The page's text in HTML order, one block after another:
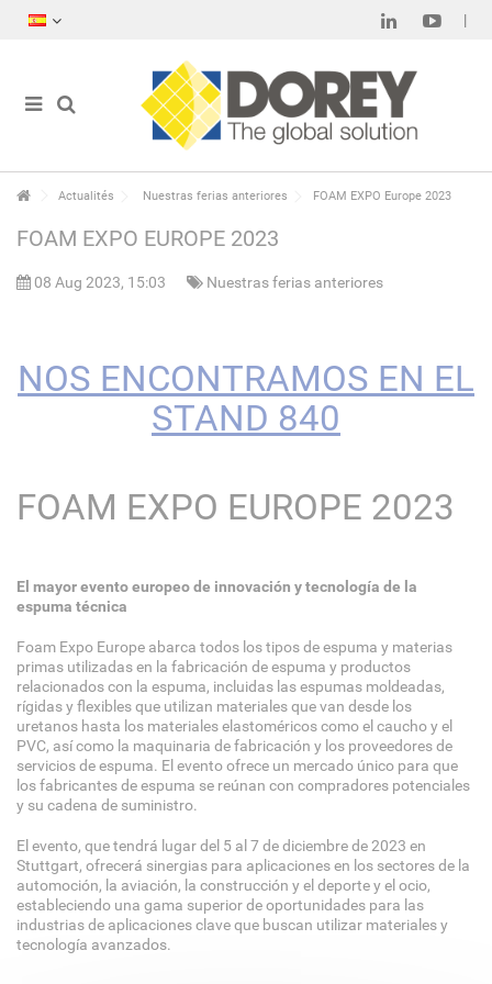
Actualités Nuestras ferias anteriores FOAM EXPO Europe 2023
FOAM EXPO EUROPE 2023
08 Aug 2023, 15:03 Nuestras ferias anteriores
NOS ENCONTRAMOS EN EL
STAND 840
FOAM EXPO EUROPE 2023
El mayor evento europeo de innovación y tecnología de la
espuma técnica
Foam Expo Europe abarca todos los tipos de espuma y materias
primas utilizadas en la fabricación de espuma y productos
relacionados con la espuma, incluidas las espumas moldeadas,
rígidas y flexibles que utilizan materiales que van desde los
uretanos hasta los materiales elastoméricos como el caucho y el
PVC, así como la maquinaria de fabricación y los proveedores de
servicios de espuma. El evento ofrece un mercado único para que
los fabricantes de espuma se reúnan con compradores potenciales
y su cadena de suministro.
El evento, que tendrá lugar del 5 al 7 de diciembre de 2023 en
Stuttgart, ofrecerá sinergias para aplicaciones en los sectores de la
automoción, la aviación, la construcción y el deporte y el ocio,
estableciendo una gama superior de oportunidades para las
industrias de aplicaciones clave que buscan utilizar materiales y
tecnología avanzados.